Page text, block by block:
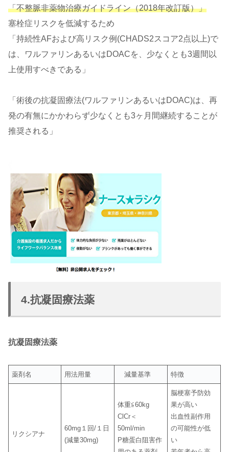
「不整脈非薬物治療ガイドライン（2018年改訂版）」
塞栓症リスクを低減するため
「持続性AFおよび高リスク例(CHADS2スコア2点以上)で
は、ワルファリンあるいはDOACを、少なくとも3週間以
上使用すべきである」
「術後の抗凝固療法(ワルファリンあるいはDOAC)は、再
発の有無にかかわらず少なくとも3ヶ月間継続することが
推奨される」
4.抗凝固療法薬
抗凝固療法薬
薬剤名 用法用量 減量基準 特徴
リクシアナ
60mg１回/１日
(減量30mg)
体重≦60kg
ClCr＜
50ml/min
P糖蛋白阻害作
脳梗塞予防効
果が高い
出血性副作用
の可能性が低
い